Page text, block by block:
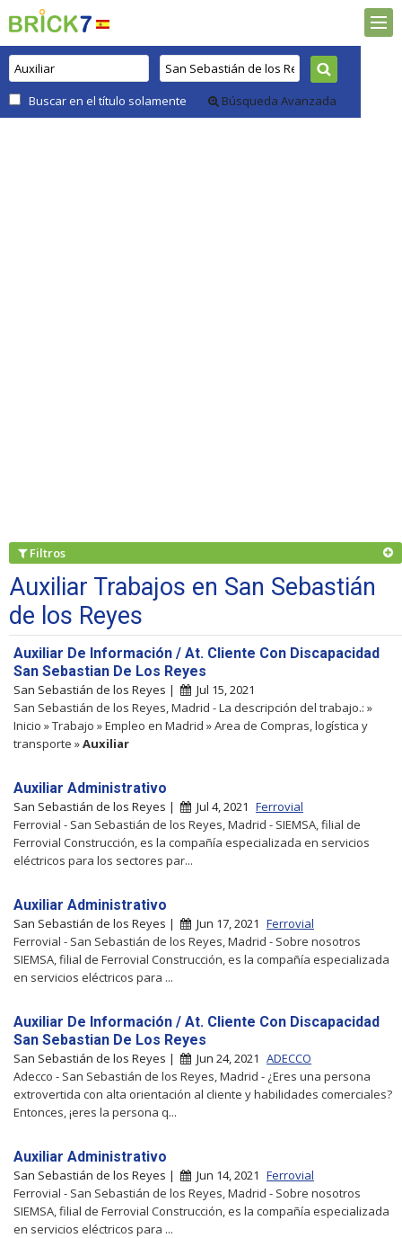
Buscar en el título solamente Búsqueda Avanzada
Filtros
Auxiliar Trabajos en San Sebastián
de los Reyes
Auxiliar De Información / At. Cliente Con Discapacidad
San Sebastian De Los Reyes
San Sebastián de los Reyes |
Jul 15, 2021
San Sebastián de los Reyes, Madrid - La descripción del trabajo.: »
Inicio » Trabajo » Empleo en Madrid » Area de Compras, logística y
transporte »Auxiliar
Auxiliar Administrativo
San Sebastián de los Reyes | Jul 4, 2021 Ferrovial
Ferrovial - San Sebastián de los Reyes, Madrid - SIEMSA, filial de
Ferrovial Construcción, es la compañía especializada en servicios
eléctricos para los sectores par...
Auxiliar Administrativo
San Sebastián de los Reyes | Jun 17, 2021 Ferrovial
Ferrovial - San Sebastián de los Reyes, Madrid - Sobre nosotros
SIEMSA, filial de Ferrovial Construcción, es la compañía especializada
en servicios eléctricos para ...
Auxiliar De Información / At. Cliente Con Discapacidad
San Sebastian De Los Reyes
San Sebastián de los Reyes | Jun 24, 2021 ADECCO
Adecco - San Sebastián de los Reyes, Madrid - ¿Eres una persona
extrovertida con alta orientación al cliente y habilidades comerciales?
Entonces, ¡eres la persona q...
Auxiliar Administrativo
San Sebastián de los Reyes | Jun 14, 2021 Ferrovial
Ferrovial - San Sebastián de los Reyes, Madrid - Sobre nosotros
SIEMSA, filial de Ferrovial Construcción, es la compañía especializada
en servicios eléctricos para ...